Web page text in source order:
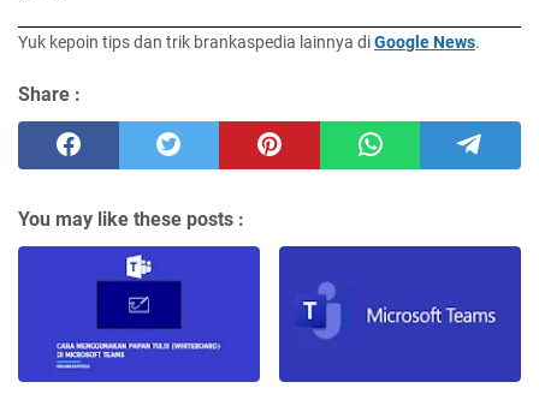
Yuk kepoin tips dan trik brankaspedia lainnya diGoogle News.
Share :
You may like these posts :